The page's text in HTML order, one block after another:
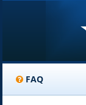
FAQ